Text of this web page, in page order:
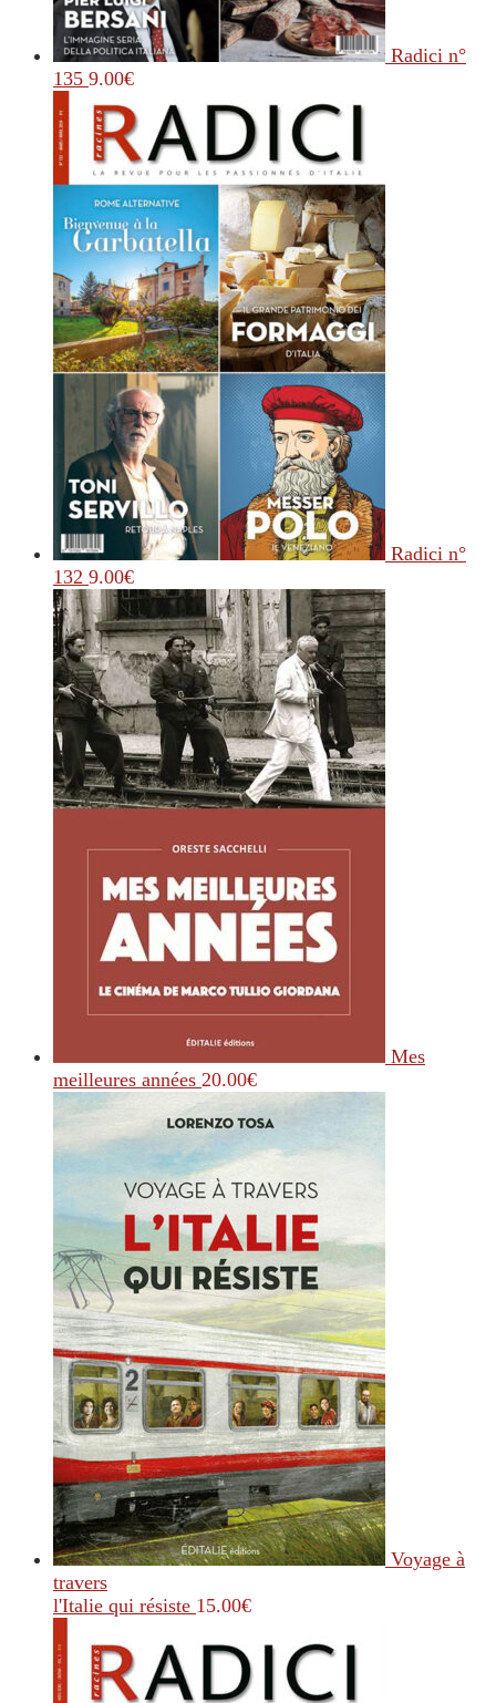
Radici n°
135 9.00€
Radici n°
132 9.00€
Mes
meilleures années 20.00€
Voyage à
travers
l'Italie qui résiste 15.00€